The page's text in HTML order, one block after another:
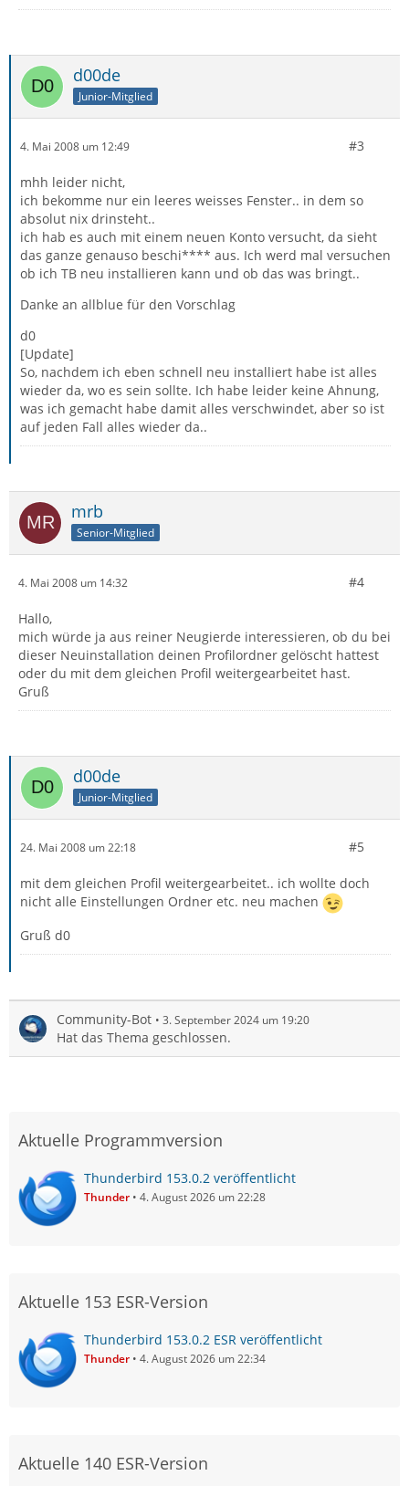
d00de
Junior-Mitglied
4. Mai 2008 um 12:49 #3
mhh leider nicht,
ich bekomme nur ein leeres weisses Fenster.. in dem so
absolut nix drinsteht..
ich hab es auch mit einem neuen Konto versucht, da sieht
das ganze genauso beschi**** aus. Ich werd mal versuchen
ob ich TB neu installieren kann und ob das was bringt..
Danke an allblue für den Vorschlag
d0
[Update]
So, nachdem ich eben schnell neu installiert habe ist alles
wieder da, wo es sein sollte. Ich habe leider keine Ahnung,
was ich gemacht habe damit alles verschwindet, aber so ist
auf jeden Fall alles wieder da..
mrb
Senior-Mitglied
4. Mai 2008 um 14:32 #4
Hallo,
mich würde ja aus reiner Neugierde interessieren, ob du bei
dieser Neuinstallation deinen Profilordner gelöscht hattest
oder du mit dem gleichen Profil weitergearbeitet hast.
Gruß
d00de
Junior-Mitglied
24. Mai 2008 um 22:18 #5
mit dem gleichen Profil weitergearbeitet.. ich wollte doch
nicht alle Einstellungen Ordner etc. neu machen
Gruß d0
Community-Bot 3. September 2024 um 19:20
Hat das Thema geschlossen.
Aktuelle Programmversion
Thunderbird 153.0.2 veröffentlicht
Thunder 4. August 2026 um 22:28
Aktuelle 153 ESR-Version
Thunderbird 153.0.2 ESR veröffentlicht
Thunder 4. August 2026 um 22:34
Aktuelle 140 ESR-Version